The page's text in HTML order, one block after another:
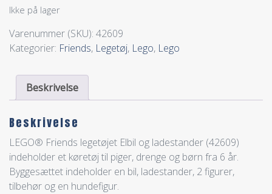
Ikke på lager
Varenummer (SKU): 42609
Kategorier: Friends, Legetøj, Lego, Lego
Beskrivelse
Beskrivelse
LEGO® Friends legetøjet Elbil og ladestander (42609)
indeholder et køretøj til piger, drenge og børn fra 6 år.
Byggesættet indeholder en bil, ladestander, 2 figurer,
tilbehør og en hundefigur.